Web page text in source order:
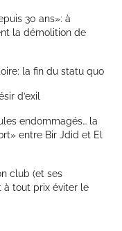
30 ans»: à
la démolition de
la fin du statu quo
d’exil
endommagés… la
entre Bir Jdid et El
club (et ses
à tout prix éviter le